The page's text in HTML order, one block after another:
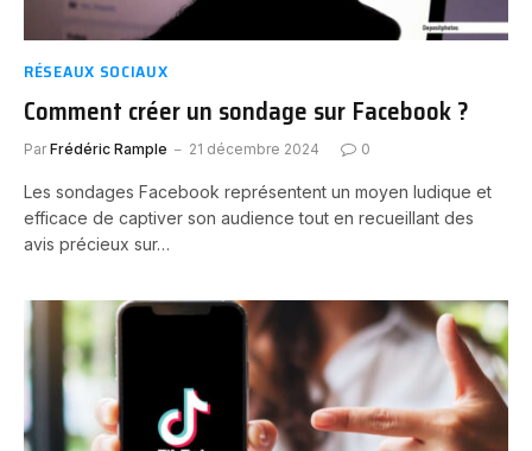
RÉSEAUX SOCIAUX
Comment créer un sondage sur Facebook ?
Par Frédéric Rample 21 décembre 2024 0
Les sondages Facebook représentent un moyen ludique et
efficace de captiver son audience tout en recueillant des
avis précieux sur…